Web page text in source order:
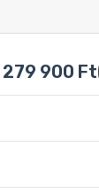
279 900 Ft